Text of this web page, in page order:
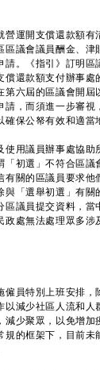
運開支償還款額有
區議會議員酬金、津
。《指引》訂明區
償還款額支付辦事處
六屆的區議會開屆
，而須進一步審視
保公帑有效和適當
用議員辦事處協助
初選」不符合區議
關的區議員要求他
與「選舉初選」有關
區議員提交資料，當
處無法處理眾多涉
員特別上班安排，
以減少社區人流和人
減少聚眾，以免增加
規的框架下，目前